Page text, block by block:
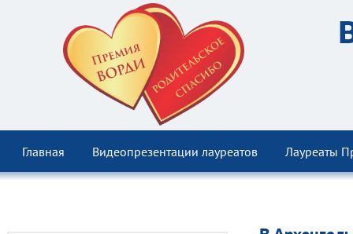
Главная Видеопрезентации лауреатов Лауреаты